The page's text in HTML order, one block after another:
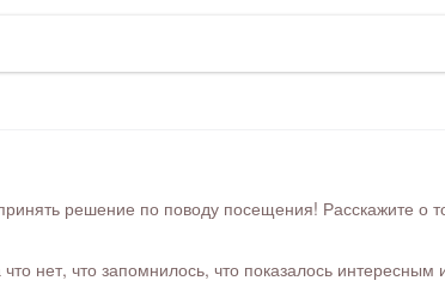
решение по поводу посещения! Расскажите о
нет, что запомнилось, что показалось